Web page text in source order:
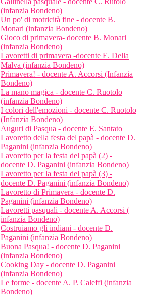
(infanzia Bondeno)
Un po' di motricità fine - docente B.
Monari (infanzia Bondeno)
Gioco di primavera- docente B. Monari
(infanzia Bondeno)
Lavoretti di primavera -docente E. Della
Malva (infanzia Bondeno)
Primavera! - docente A. Accorsi (Infanzia
Bondeno)
La mano magica - docente C. Ruotolo
(infanzia Bondeno)
I colori dell'emozioni - docente C. Ruotolo
(Infanzia Bondeno)
Auguri di Pasqua - docente E. Santato
Lavoretto della festa del papà - docente D.
Paganini (infanzia Bondeno)
Lavoretto per la festa del papà (2) -
docente D. Paganini (infanzia Bondeno)
Lavoretto per la festa del papà (3) -
docente D. Paganini (infanzia Bondeno)
Lavoretto di Primavera - docente D.
Paganini (infanzia Bondeno)
Lavoretti pasquali - docente A. Accorsi (
infanzia Bondeno)
Costruiamo gli indiani - docente D.
Paganini (infanzia Bondeno)
Buona Pasqua! - docente D. Paganini
(infanzia Bondeno)
Cooking Day - docente D. Paganini
(infanzia Bondeno)
Le forme - docente A. P. Caleffi (infanzia
Bondeno)